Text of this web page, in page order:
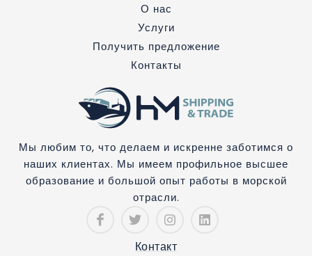
О нас
Услуги
Получить предложение
Контакты
Мы любим то, что делаем и искренне заботимся о
наших клиентах. Мы имеем профильное высшее
образование и большой опыт работы в морской
отрасли.
Контакт